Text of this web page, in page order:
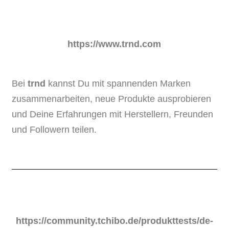
https://www.trnd.com
Bei trnd kannst Du mit spannenden Marken
zusammenarbeiten, neue Produkte ausprobieren
und Deine Erfahrungen mit Herstellern, Freunden
und Followern teilen.
https://community.tchibo.de/produkttests/de-